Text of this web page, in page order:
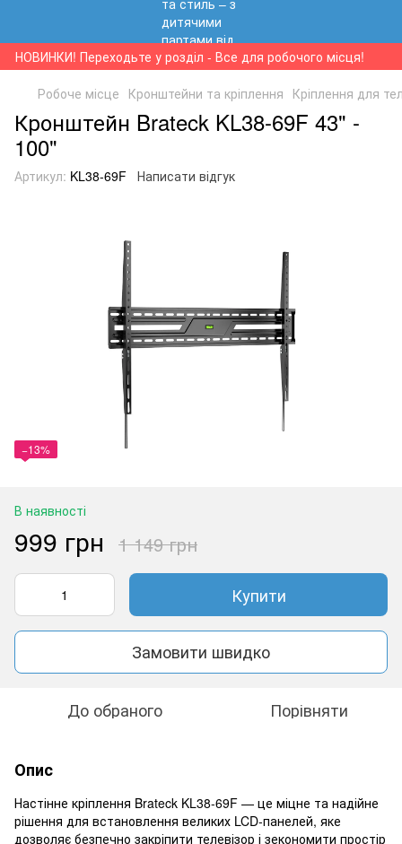
НОВИНКИ! Переходьте у розділ - Все для робочого місця!
Робоче місце Кронштейни та кріплення Кріплення для
Кронштейн Brateck KL38-69F 43" -
100"
Артикул: KL38-69F Написати відгук
−13%
В наявності
999 грн 1 149 грн
Купити
Замовити швидко
До обраного Порівняти
Опис
Настінне кріплення Brateck KL38-69F — це міцне та надійне
рішення для встановлення великих LCD-панелей, яке
дозволяє безпечно закріпити телевізор і зекономити простір